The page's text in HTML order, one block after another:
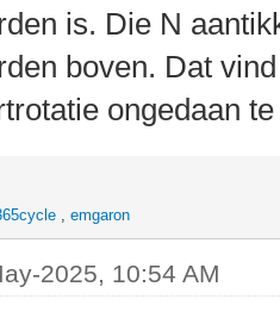
is. Die N
boven. Dat
ongedaan
, emgaron
2025, 10:54 AM